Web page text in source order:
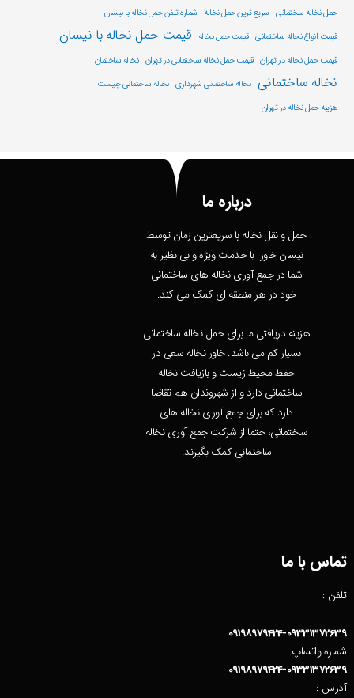
حمل نخاله سختمانی سریع ترین حمل نخاله شماره تلفن حمل نخاله با نیسان
قیمت انواع نخاله ساختمانی قیمت حمل نخاله قیمت حمل نخاله با نیسان
قیمت حمل نخاله در تهران قیمت حمل نخاله ساختمانی در تهران نخاله ساختمان
نخاله ساختمانی نخاله ساختمانی شهرداری نخاله ساختمانی چیست
هزینه حمل نخاله در تهران
درباره ما
حمل و نقل نخاله با سریعترین زمان توسط
نیسان خاور با خدمات ویژه و بی نظیر به
شما در جمع آوری نخاله های ساختمانی
خود در هر منطقه ای کمک می کند.
هزینه دریافتی ما برای حمل نخاله ساختمانی
بسیار کم می باشد. خاور نخاله سعی در
حفظ محیط زیست و بازیافت نخاله
ساختمانی دارد و از شهروندان هم تقاضا
دارد که برای جمع آوری نخاله های
ساختمانی، حتما از شرکت جمع آوری نخاله
ساختمانی کمک بگیرند.
تماس با ما
تلفن :
09198979424-09331372639
شماره واتساپ:
09198979424-09331372639
آدرس :